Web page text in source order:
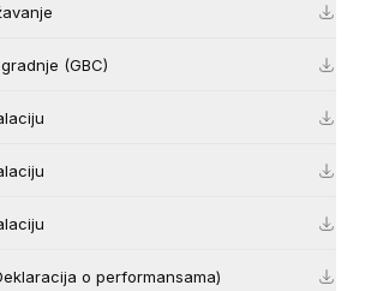
(GBC)
o performansama)